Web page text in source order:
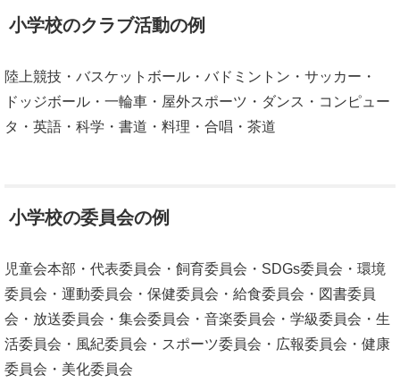
小学校のクラブ活動の例
陸上競技・バスケットボール・バドミントン・サッカー・
ドッジボール・一輪車・屋外スポーツ・ダンス・コンピュー
タ・英語・科学・書道・料理・合唱・茶道
小学校の委員会の例
児童会本部・代表委員会・飼育委員会・SDGs委員会・環境
委員会・運動委員会・保健委員会・給食委員会・図書委員
会・放送委員会・集会委員会・音楽委員会・学級委員会・生
活委員会・風紀委員会・スポーツ委員会・広報委員会・健康
委員会・美化委員会